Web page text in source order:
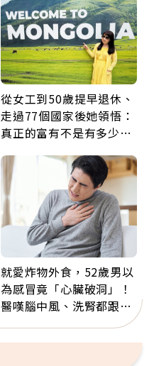
從女工到50歲提早退休、
走過77個國家後她領悟：
真正的富有不是有多少
自由
就愛炸物外食，52歲男以
為感冒竟「心臟破洞」！
醫嘆腦中風、洗腎都跟它
有關：4警訊是心臟在呼
救